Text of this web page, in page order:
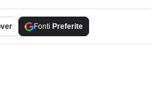
Fonti Preferite